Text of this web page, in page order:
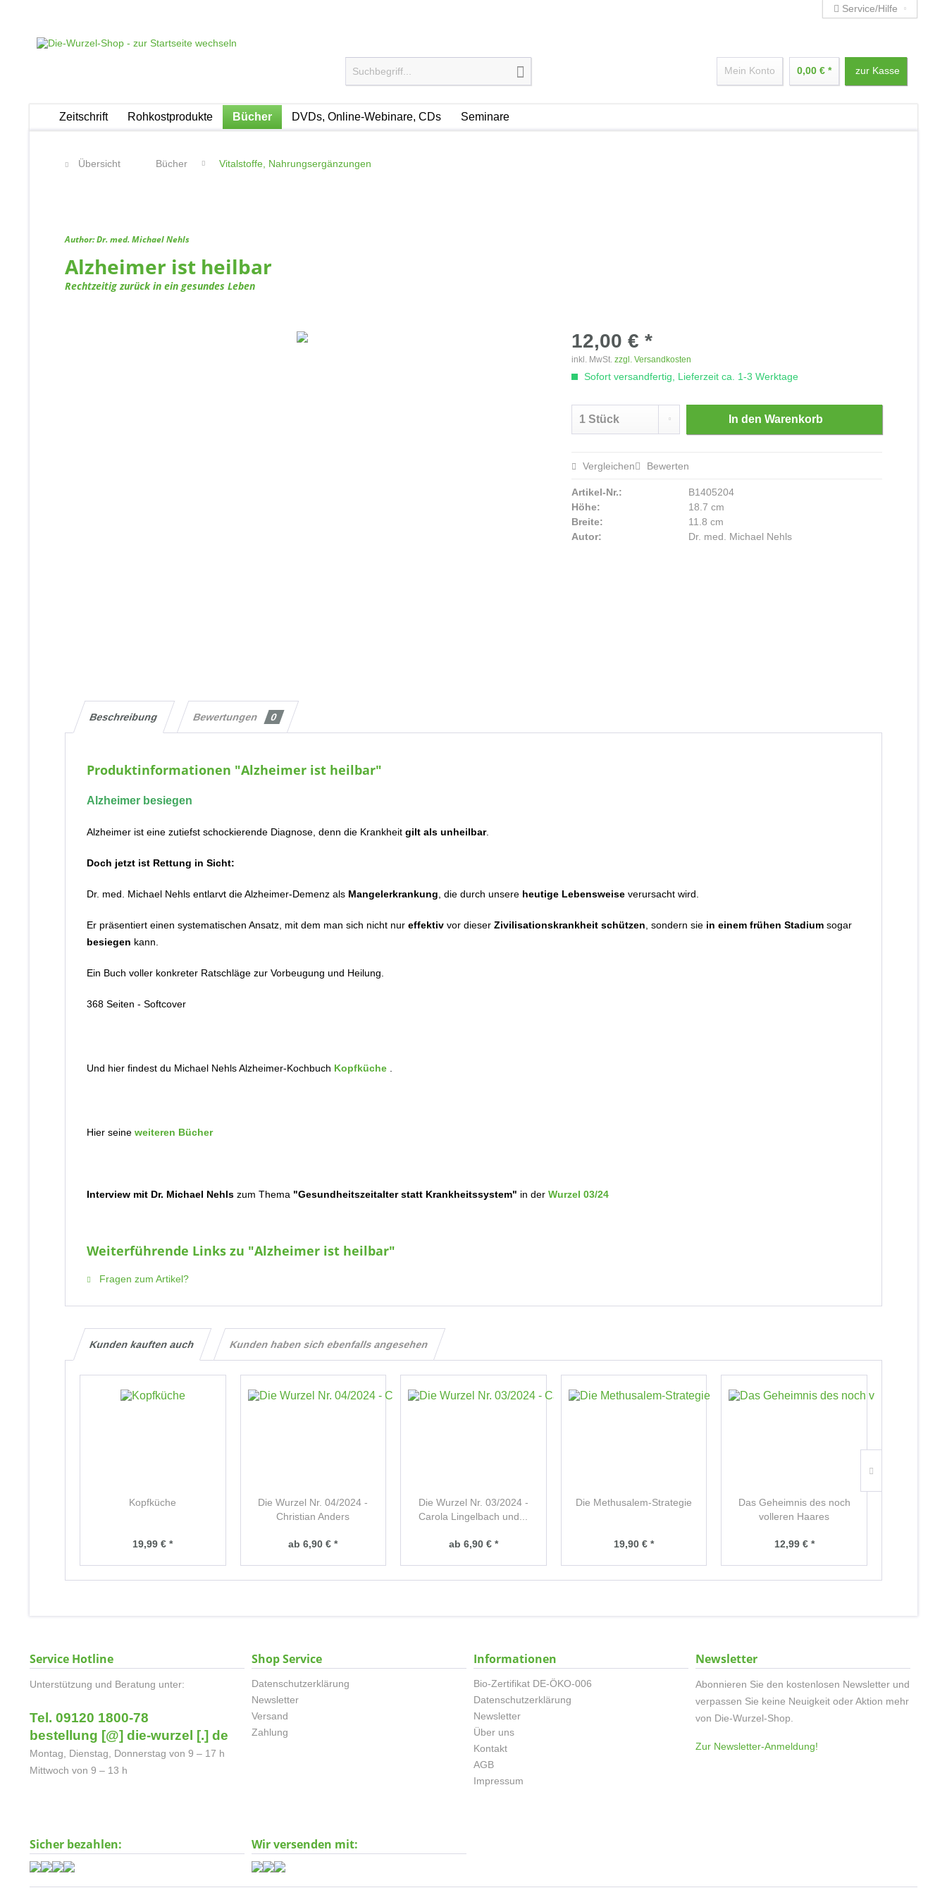
Service/Hilfe
Mein Konto 0,00 € * zur Kasse
Zeitschrift Rohkostprodukte Bücher DVDs, Online-Webinare, CDs Seminare
Übersicht Bücher Vitalstoffe, Nahrungsergänzungen
Author: Dr. med. Michael Nehls
Alzheimer ist heilbar
Rechtzeitig zurück in ein gesundes Leben
12,00 € *
inkl. MwSt.zzgl. Versandkosten
Sofort versandfertig, Lieferzeit ca. 1-3 Werktage
In den Warenkorb
Vergleichen Bewerten
Artikel-Nr.:
B1405204
Höhe:
18.7 cm
Breite:
11.8 cm
Autor:
Dr. med. Michael Nehls
Beschreibung Bewertungen 0
Produktinformationen "Alzheimer ist heilbar"
Alzheimer besiegen
Alzheimer ist eine zutiefst schockierende Diagnose, denn die Krankheit gilt als unheilbar.
Doch jetzt ist Rettung in Sicht:
Dr. med. Michael Nehls entlarvt die Alzheimer-Demenz als Mangelerkrankung , die durch unsere heutige Lebensweise verursacht wird.
Er präsentiert einen systematischen Ansatz, mit dem man sich nicht nur effektiv vor dieser Zivilisationskrankheit schützen , sondern sie in einem frühen Stadium sogar
besiegen kann.
Ein Buch voller konkreter Ratschläge zur Vorbeugung und Heilung.
368 Seiten - Softcover
Und hier findest du Michael Nehls Alzheimer-Kochbuch Kopfküche
Hier seine weiteren Bücher
Interview mit Dr. Michael Nehls zum Thema "Gesundheitszeitalter statt Krankheitssystem" in der Wurzel 03/24
Weiterführende Links zu "Alzheimer ist heilbar"
Fragen zum Artikel?
Kunden kauften auch Kunden haben sich ebenfalls angesehen
Kopfküche
19,99 € *
Die Wurzel Nr. 04/2024 -
Christian Anders
ab 6,90 € *
Die Wurzel Nr. 03/2024 -
Carola Lingelbach und...
ab 6,90 € *
Die Methusalem-Strategie
19,90 € *
Das Geheimnis des noch
volleren Haares
12,99 € *
Service Hotline
Unterstützung und Beratung unter:
Tel. 09120 1800-78
bestellung [@] die-wurzel [.] de
Montag, Dienstag, Donnerstag von 9 – 17 h
Mittwoch von 9 – 13 h
Shop Service
Datenschutzerklärung
Newsletter
Versand
Zahlung
Informationen
Bio-Zertifikat DE-ÖKO-006
Datenschutzerklärung
Newsletter
Über uns
Kontakt
AGB
Impressum
Newsletter
Abonnieren Sie den kostenlosen Newsletter und
verpassen Sie keine Neuigkeit oder Aktion mehr
von Die-Wurzel-Shop.
Zur Newsletter-Anmeldung!
Sicher bezahlen: Wir versenden mit: